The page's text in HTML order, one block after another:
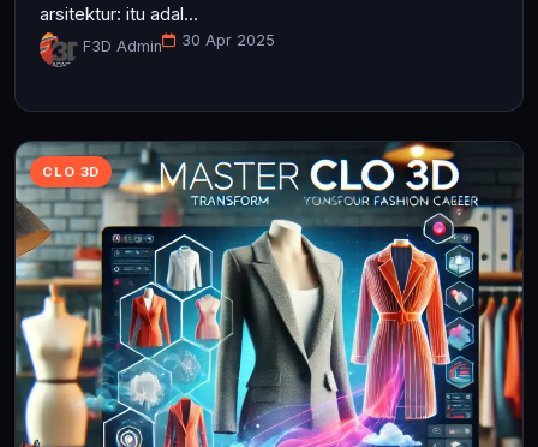
arsitektur: itu adal...
F3D Admin 30 Apr 2025
CLO 3D